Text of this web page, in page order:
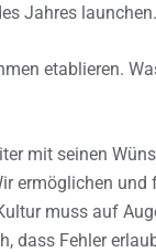
Jahres launchen.
etablieren.
mit seinen
ermöglichen und
muss auf
dass Fehler